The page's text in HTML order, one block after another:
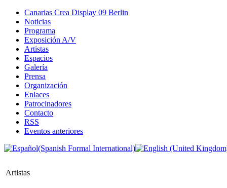
Canarias Crea Display 09 Berlin
Noticias
Programa
Exposición A/V
Artistas
Espacios
Galería
Prensa
Organización
Enlaces
Patrocinadores
Contacto
RSS
Eventos anteriores
Artistas